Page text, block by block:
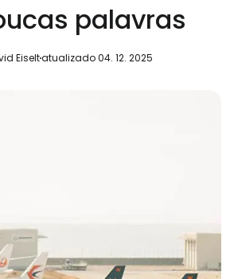
palavras
Eiseltatualizado 04. 12. 2025
com o Google